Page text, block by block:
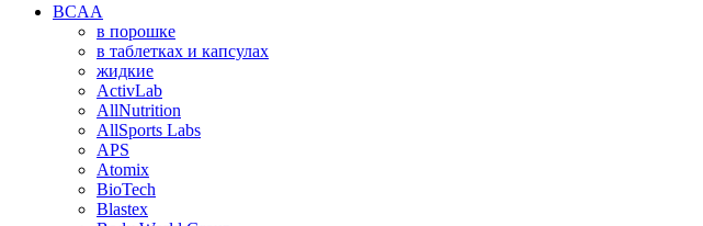
BCAA
в порошке
в таблетках и капсулах
жидкие
ActivLab
AllNutrition
AllSports Labs
APS
Atomix
BioTech
Blastex